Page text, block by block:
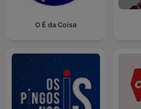
O É da Coisa